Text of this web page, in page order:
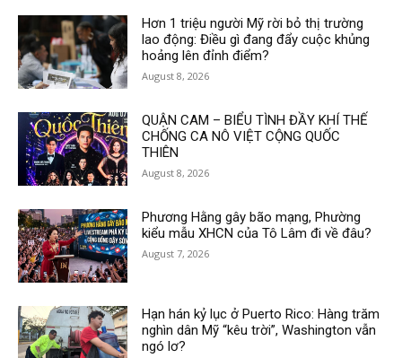
Hơn 1 triệu người Mỹ rời bỏ thị trường
lao động: Điều gì đang đẩy cuộc khủng
hoảng lên đỉnh điểm?
August 8, 2026
QUẬN CAM – BIỂU TÌNH ĐẦY KHÍ THẾ
CHỐNG CA NÔ VIỆT CỘNG QUỐC
THIÊN
August 8, 2026
Phương Hằng gây bão mạng, Phường
kiểu mẫu XHCN của Tô Lâm đi về đâu?
August 7, 2026
Hạn hán kỷ lục ở Puerto Rico: Hàng trăm
nghìn dân Mỹ “kêu trời”, Washington vẫn
ngó lơ?